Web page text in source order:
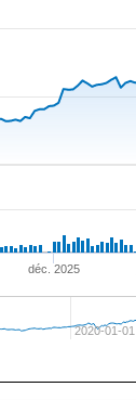
déc. 2025
2020-01-01